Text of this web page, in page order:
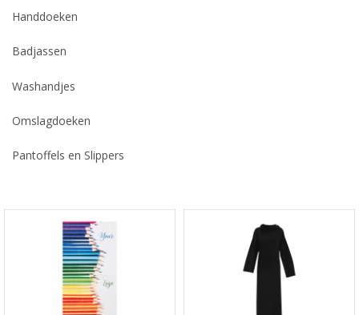
Handdoeken
Badjassen
Washandjes
Omslagdoeken
Pantoffels en Slippers